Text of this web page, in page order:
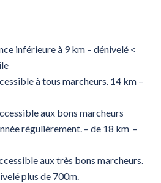
inférieure à 9 km – dénivelé <
à tous marcheurs. 14 km –
aux bons marcheurs
régulièrement. – de 18 km –
aux très bons marcheurs.
plus de 700m.